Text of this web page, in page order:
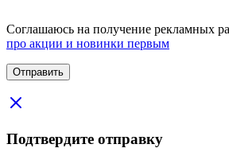
Соглашаюсь на получение рекламных
про акции и новинки первым
Подтвердите отправку